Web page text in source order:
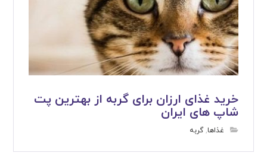
خرید غذای ارزان برای گربه از بهترین پت
شاپ های ایران
غذاها,گربه